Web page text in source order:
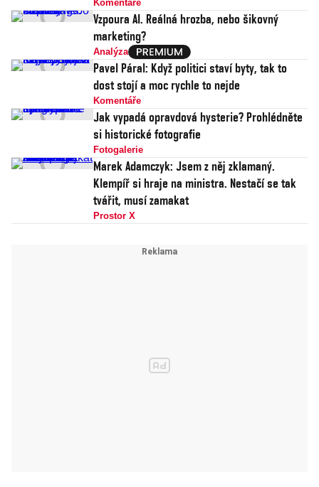
Komentáře
Vzpoura AI. Reálná hrozba, nebo šikovný
marketing?
Analýza
Pavel Páral: Když politici staví byty, tak to
dost stojí a moc rychle to nejde
Komentáře
Jak vypadá opravdová hysterie? Prohlédněte
si historické fotografie
Fotogalerie
Marek Adamczyk: Jsem z něj zklamaný.
Klempíř si hraje na ministra. Nestačí se tak
tvářit, musí zamakat
Prostor X